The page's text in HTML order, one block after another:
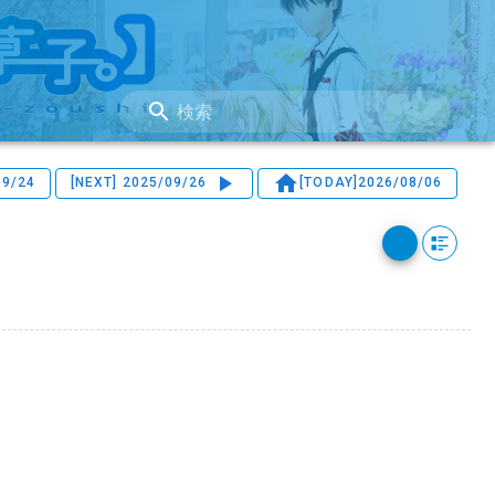
検索
24 [NEXT] 2025/09/26 [TODAY] 2026/08/06